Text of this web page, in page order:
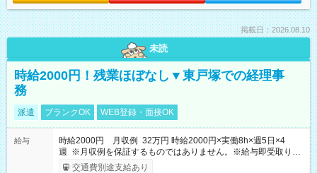
掲載日：2026.08.10
未読
時給2000円！残業ほぼなし▼東戸塚での経理事
務
派遣 ブランクOK WEB登録・面接OK
給与
時給2000円 月収例 32万円 時給2000円×実働8h×週5日×4
週 ※月収例を保証するものではありません。※給与即受取りサ
ービス利用可（利用条件有）
交通費別途支給あり